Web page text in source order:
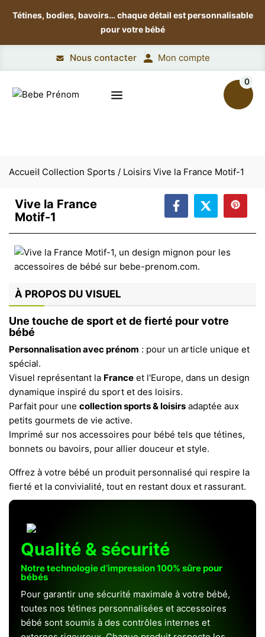
Tétines, bodies, bavoirs…chaque détail est personnalisable
pour votre bébé
Nous contacter Mon compte
0
Accueil Collection Sports / Loisirs Vive la France Motif-1
Vive la France
Motif-1
À PROPOS DU VISUEL
Une touche de sport et de fierté pour votre
bébé
Personnalisation avec prénom : pour un article unique et
spécial.
Visuel représentant la France et l'Europe, dans un design
dynamique inspiré du sport et des loisirs.
Parfait pour une collection sports & loisirs adaptée aux
petits gourmets de vie active.
Imprimé sur nos accessoires pour bébé tels que tétines,
bonnets ou bavoirs, pour allier douceur et style.
Offrez à votre bébé un produit personnalisé qui respire la
fierté et la convivialité, tout en restant doux et rassurant.
Qualité & sécurité
Notre technologie d’impression 100% sûre pour
bébés
Pour garantir une sécurité maximale à votre bébé,
toutes nos tétines personnalisées et accessoires
bébé sont soumis à des contrôles internes et